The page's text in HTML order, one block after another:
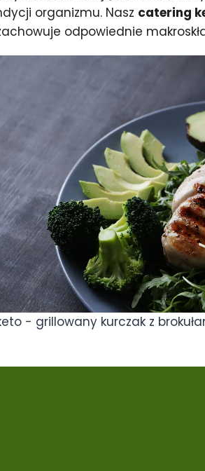
organizmu. Nasz catering
odpowiednie
- grillowany kurczak z